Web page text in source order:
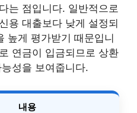
는 점입니다. 일반적으로
용 대출보다 낮게 설정되
높게 평가받기 때문입니
연금이 입금되므로 상환
성을 보여줍니다.
내용